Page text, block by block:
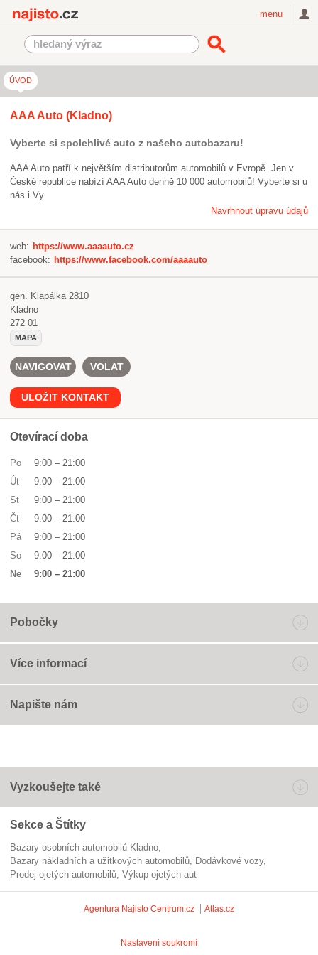
menu
ÚVOD
AAA Auto (Kladno)
Vyberte si spolehlivé auto z našeho autobazaru!
AAA Auto patří k největším distributorům automobilů v Evropě. Jen v
České republice nabízí AAA Auto denně 10 000 automobilů! Vyberte si u
nás i Vy.
Navrhnout úpravu údajů
web: https://www.aaaauto.cz
facebook: https://www.facebook.com/aaaauto
gen. Klapálka 2810
Kladno
272 01
MAPA
NAVIGOVAT VOLAT
ULOŽIT KONTAKT
Otevírací doba
Po 9:00 – 21:00
Út
9:00 – 21:00
St
9:00 – 21:00
Čt
9:00 – 21:00
Pá
9:00 – 21:00
So
9:00 – 21:00
Ne
9:00 – 21:00
Pobočky
Více informací
Napište nám
Vyzkoušejte také
Sekce a Štítky
Bazary osobních automobilů Kladno
Bazary nákladních a užitkových automobilů
dodávkové vozy
prodej ojetých automobilů
výkup ojetých aut
Agentura Najisto Centrum.cz Atlas.cz
Nastavení soukromí